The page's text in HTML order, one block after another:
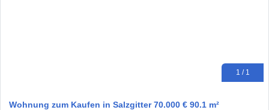
1 / 1
Wohnung zum Kaufen in Salzgitter 70.000 € 90.1 m²